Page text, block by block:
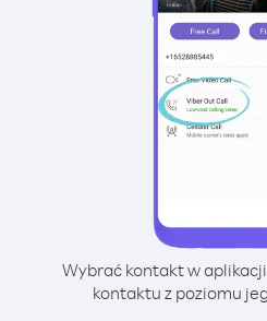
Wybrać kontakt w
kontaktu z poziomu